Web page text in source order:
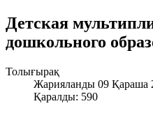
Детская
дошкольного
Толығырақ
Жарияланды 09 Қараша
Қаралды: 590